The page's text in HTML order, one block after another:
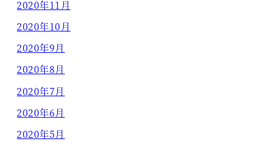
2020年11月
2020年10月
2020年9月
2020年8月
2020年7月
2020年6月
2020年5月